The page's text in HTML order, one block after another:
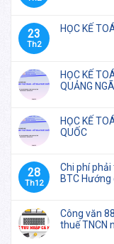
23
Th2
HỌC KẾ
HỌC KẾ
QUẢNG NGÃI
HỌC KẾ
QUỐC
28
Th12
Chi phí
BTC
Công văn
thuế TNCN